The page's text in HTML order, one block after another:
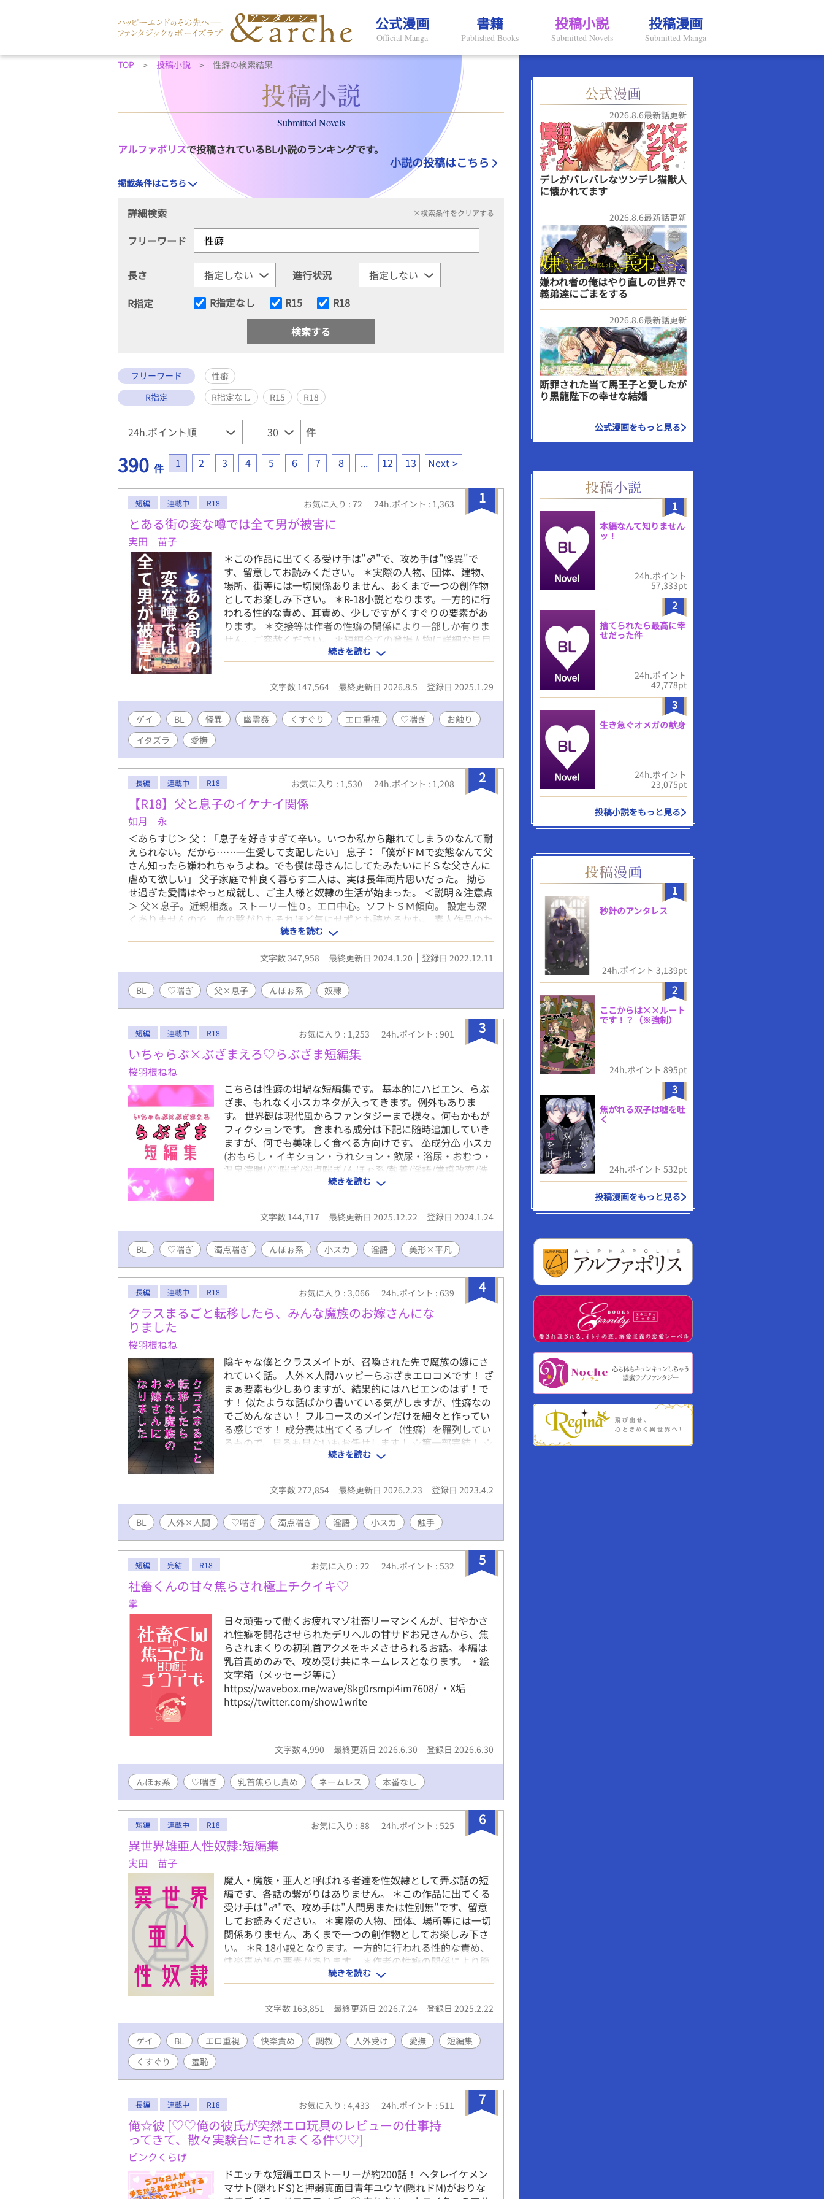
公式漫画
Official Manga
書籍
Published Books
投稿小説
Submitted Novels
投稿漫画
Submitted Manga
TOP 投稿小説 性癖の検索結果
Submitted Novels
アルファポリスで投稿されているBL小説のランキングです。
小説の投稿はこちら
掲載条件はこちら
詳細検索 ×検索条件をクリアする
フリーワード
長さ
進行状況
R指定
R指定なし R15 R18
フリーワード
性癖
R指定
R指定なし R15 R18
件
390 件 1 2 3 4 5 6 7 8 ... 12 13 Next
1
短編 連載中 R18 お気に入り : 72 24h.ポイント : 1,363
とある街の変な噂では全て男が被害に
実田 苗子
＊この作品に出てくる受け手は"♂"で、攻め手は"怪異"で
す、留意してお読みください。 ＊実際の人物、団体、建物、
場所、街等には一切関係ありません、あくまで一つの創作物
としてお楽しみ下さい。 ＊R-18小説となります。一方的に行
われる性的な責め、耳責め、少しですがくすぐりの要素があ
ります。 ＊交接等は作者の性癖の関係により一部しか有りま
せん。ご容赦ください。 ＊短編全ての登場人物に詳細な見目
の設定などはございません、各自お好きな容姿に変換してお
楽しみ下さい。
続きを読む
文字数 147,564 最終更新日 2026.8.5 登録日 2025.1.29
ゲイ BL 怪異 幽霊姦 くすぐり エロ重視 ♡喘ぎ
お触り
イタズラ
愛撫
2
長編 連載中 R18 お気に入り : 1,530 24h.ポイント : 1,208
【R18】父と息子のイケナイ関係
如月 永
＜あらすじ＞ 父：「息子を好きすぎて辛い。いつか私から離れてしまうのなんて耐
えられない。だから……一生愛して支配したい」 息子：「僕がドＭで変態なんて父
さん知ったら嫌われちゃうよね。でも僕は母さんにしてたみたいにドＳな父さんに
虐めて欲しい」 父子家庭で仲良く暮らす二人は、実は長年両片思いだった。 拗ら
せ過ぎた愛情はやっと成就し、ご主人様と奴隷の生活が始まった。 ＜説明＆注意点
＞ 父×息子。近親相姦。ストーリー性０。エロ中心。ソフトＳＭ傾向。 設定も深
くありませんので、血の繋がりもそれほど気にせずとも読めるかも。 素人作品のた
め、作者の気分次第で視点が急に変わったり、文体が変わる傾向があります。特に
エロ文章を試行錯誤中。 誤字脱字、話中の矛盾、変態プレイなど気になら方はどう
ぞ頭からっぽにして読んでください。 ＜キャラクター覚書＞ ●父：御主人様。40
代。Ｓっ気あり。年齢に見合わず絶倫。妻（母）を亡くしてから息子が生きがい。
歪んだ愛が蓄積し、息子を奴隷とする。 息子を育てるために、在宅で出来る仕事を
し、家事全般にも優秀。 ●息子：大学生。20代。快感に弱く流されやすい。父限
定で淫乱ビッチ奴隷。物心がついた頃からドＭだと自覚あり。母似で、幼少は女の
子とからかわれるのが嫌で、今は適度に身体を鍛えて身長も高い。通常時は父を
「オヤジ」、自分を「俺」と呼ぶが、えっちな状況や気分になると「父さん」
「僕」と無意識に呼び方が変わる。 ●母（故人）：作中にはほぼ出ませんが、息子
が小学生の頃、病気で亡くなる。父とは性癖が合い長年のセフレを経て妻になる。
息子にとっては母。
続きを読む
文字数 347,958 最終更新日 2024.1.20 登録日 2022.12.11
BL ♡喘ぎ 父×息子 んほぉ系 奴隷
3
短編 連載中 R18 お気に入り : 1,253 24h.ポイント : 901
いちゃらぶ×ぶざまえろ♡らぶざま短編集
桜羽根ねね
こちらは性癖の坩堝な短編集です。 基本的にハピエン、らぶ
ざま、もれなく小スカネタが入ってきます。例外もありま
す。 世界観は現代風からファンタジーまで様々。何もかもが
フィクションです。 含まれる成分は下記に随時追加していき
ますが、何でも美味しく食べる方向けです。 ⚠成分⚠ 小スカ
(おもらし・イキション・うれション・飲尿・浴尿・おむつ・
温泉浣腸)/♡喘ぎ/濁点喘ぎ/んほぉ系/執着/淫語/常識改変/洗
脳/羞恥/3P/衆人環視/催眠/幼児退行/産卵/放屁/スパンキン
グ/触手/人外/食ザー/男性妊娠/擬似排泄/女装/落書き/母乳/逆
バニー/ヤンデレ
続きを読む
文字数 144,717 最終更新日 2025.12.22 登録日 2024.1.24
BL ♡喘ぎ 濁点喘ぎ んほぉ系 小スカ 淫語 美形×平凡
4
長編 連載中 R18 お気に入り : 3,066 24h.ポイント : 639
クラスまるごと転移したら、みんな魔族のお嫁さんにな
りました
桜羽根ねね
陰キャな僕とクラスメイトが、召喚された先で魔族の嫁にさ
れていく話。 人外×人間ハッピーらぶざまエロコメです！ ざ
まぁ要素も少しありますが、結果的にはハピエンのはず！で
す！ 似たような話ばかり書いている気がしますが、性癖なの
でごめんなさい！ フルコースのメインだけを細々と作ってい
る感じです！ 成分表は出てくるプレイ（性癖）を羅列してい
るもので、見るも見ないもお任せします！ ☆第一部完結！ ☆
第二部完結！ ☆第三部更新中！ 何でも美味しく食べられる方
向けです〜！ このキャラ/プレイ好きだなって感想で教えても
らえたらとっても嬉しいです♡
続きを読む
文字数 272,854 最終更新日 2026.2.23 登録日 2023.4.2
BL 人外×人間 ♡喘ぎ 濁点喘ぎ 淫語 小スカ 触手
5
短編 完結 R18 お気に入り : 22 24h.ポイント : 532
社畜くんの甘々焦らされ極上チクイキ♡
掌
日々頑張って働くお疲れマゾ社畜リーマンくんが、甘やかさ
れ性癖を開花させられたデリヘルの甘サドお兄さんから、焦
らされまくりの初乳首アクメをキメさせられるお話。本編は
乳首責めのみで、攻め受け共にネームレスとなります。 ・絵
文字箱（メッセージ等に）
https://wavebox.me/wave/8kg0rsmpi4im7608/ ・X垢
https://twitter.com/show1write
文字数 4,990 最終更新日 2026.6.30 登録日 2026.6.30
んほぉ系 ♡喘ぎ 乳首焦らし責め ネームレス 本番なし
6
短編 連載中 R18 お気に入り : 88 24h.ポイント : 525
異世界雄亜人性奴隷:短編集
実田 苗子
魔人・魔族・亜人と呼ばれる者達を性奴隷として弄ぶ話の短
編です、各話の繋がりはありません。 ＊この作品に出てくる
受け手は"♂"で、攻め手は"人間男または性別無"です、留意
してお読みください。 ＊実際の人物、団体、場所等には一切
関係ありません、あくまで一つの創作物としてお楽しみ下さ
い。 ＊R-18小説となります。一方的に行われる性的な責め、
快楽責め等の要素があります。 ＊作者の性癖の関係により簡
単な設定描写の後に抜きエロとなっています。ご容赦くださ
い。 ＊短編全ての登場人物に詳細な見目の設定などはござい
ません、各自お好きな容姿に変換してお楽しみ下さい。
続きを読む
文字数 163,851 最終更新日 2026.7.24 登録日 2025.2.22
ゲイ BL エロ重視 快楽責め 調教 人外受け 愛撫
短編集
くすぐり
羞恥
7
長編 連載中 R18 お気に入り : 4,433 24h.ポイント : 511
俺☆彼 [♡♡俺の彼氏が突然エロ玩具のレビューの仕事持
ってきて、散々実験台にされまくる件♡♡]
ピンクくらげ
ドエッチな短編エロストーリーが約200話！ ヘタレイケメン
マサト(隠れドS)と押弱真面目青年ユウヤ(隠れドM)がおりな
2026.8.6最新話更新
デレがバレバレなツンデレ猫獣人
に懐かれてます
2026.8.6最新話更新
嫌われ者の俺はやり直しの世界で
義弟達にごまをする
2026.8.6最新話更新
断罪された当て馬王子と愛したが
り黒龍陛下の幸せな結婚
公式漫画をもっと見る
1
本編なんて知りません
ッ！
24h.ポイント
57,333pt
2
捨てられたら最高に幸
せだった件
24h.ポイント
42,778pt
3
生き急ぐオメガの献身
24h.ポイント
23,075pt
投稿小説をもっと見る
1
秒針のアンタレス
24h.ポイント 3,139pt
2
ここからは××ルート
です！？（※強制）
24h.ポイント 895pt
3
焦がれる双子は嘘を吐
く
24h.ポイント 532pt
投稿漫画をもっと見る